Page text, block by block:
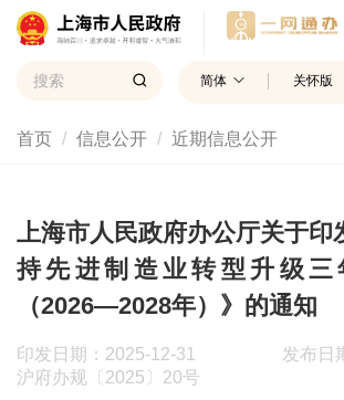
简体 关怀版
首页 信息公开 近期信息公开
上海市人民政府办公厅关于印
持先进制造业转型升级三
（2026—2028年）》的通知
印发日期：2025-12-31
发布日
沪府办规〔2025〕20号